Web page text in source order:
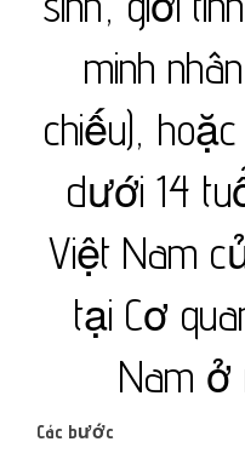
minh
chiếu),
dưới 14
Việt Nam
tại Cơ
Nam ở
Các bước